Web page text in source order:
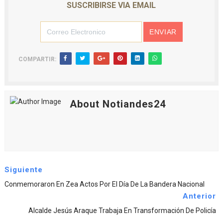
SUSCRIBIRSE VIA EMAIL
COMPARTIR:
About Notiandes24
Siguiente
Conmemoraron En Zea Actos Por El Día De La Bandera Nacional
Anterior
Alcalde Jesús Araque Trabaja En Transformación De Policía